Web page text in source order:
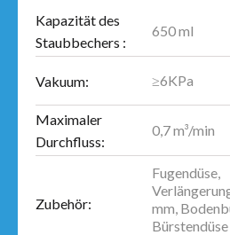
Kapazität des
Staubbechers :
650 ml
Vakuum: ≥6KPa
Maximaler
Durchfluss:
0,7 m³/min
Zubehör:
Fugendüse,
mm,
Bürstendüse